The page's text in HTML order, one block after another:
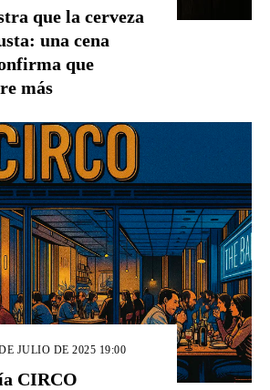
que la cerveza
una cena
que
más
JULIO DE 2025 19:00
CIRCO